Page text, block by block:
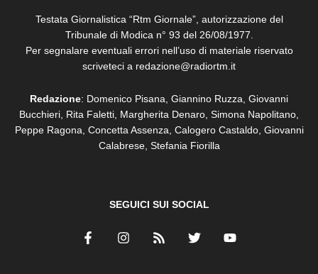
Testata Giornalistica “Rtm Giornale”, autorizzazione del
Tribunale di Modica n° 93 del 26/08/1977.
Per segnalare eventuali errori nell’uso di materiale riservato
scriveteci a redazione@radiortm.it
Redazione: Domenico Pisana, Giannino Ruzza, Giovanni
Bucchieri, Rita Faletti, Margherita Denaro, Simona Napolitano,
Peppe Ragona, Concetta Assenza, Calogero Castaldo, Giovanni
Calabrese, Stefania Fiorilla
SEGUICI SUI SOCIAL
F
a
I
n
R
s
T
w
Y
o